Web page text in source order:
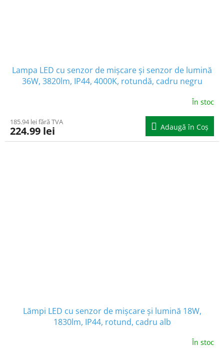
Lampa LED cu senzor de mișcare și senzor de lumină
36W, 3820lm, IP44, 4000K, rotundă, cadru negru
În stoc
185.94 lei fără TVA
224.99 lei Adaugă în Coş
Lămpi LED cu senzor de mișcare și lumină 18W,
1830lm, IP44, rotund, cadru alb
În stoc